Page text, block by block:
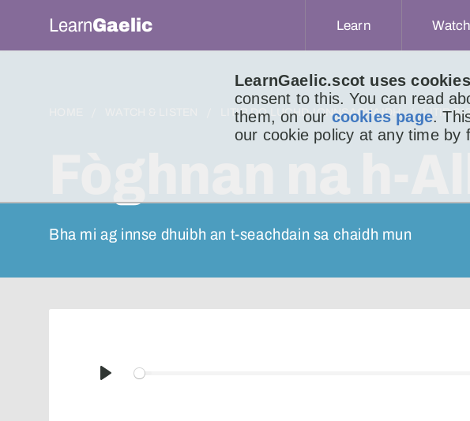
LearnGaelic.scot uses
consent to this. You can read
them, on our cookies page.
our cookie policy at any time by
LearnGaelic Learn
LITIR DO LUCHD-IONNSACHAIDH LITIR
Bha mi ag innse dhuibh an t-seachdain sa chaidh mun
Play